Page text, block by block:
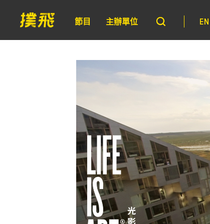
節目 主辦單位 EN